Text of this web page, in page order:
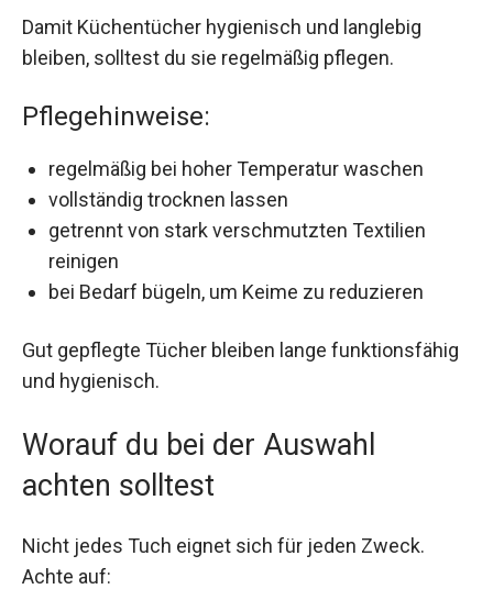
Damit Küchentücher hygienisch und langlebig
bleiben, solltest du sie regelmäßig pflegen.
Pflegehinweise:
regelmäßig bei hoher Temperatur waschen
vollständig trocknen lassen
getrennt von stark verschmutzten Textilien
reinigen
bei Bedarf bügeln, um Keime zu reduzieren
Gut gepflegte Tücher bleiben lange funktionsfähig
und hygienisch.
Worauf du bei der Auswahl
achten solltest
Nicht jedes Tuch eignet sich für jeden Zweck.
Achte auf: